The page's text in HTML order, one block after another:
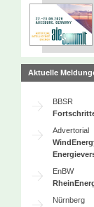
Aktuelle
BBSR
Advertorial
EnBW
Nürnberg